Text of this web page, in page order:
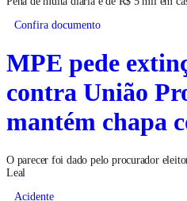
Pena de multa diária é de R$ 5 mil em
MPE pede
contra União
mantém chapa
Leal